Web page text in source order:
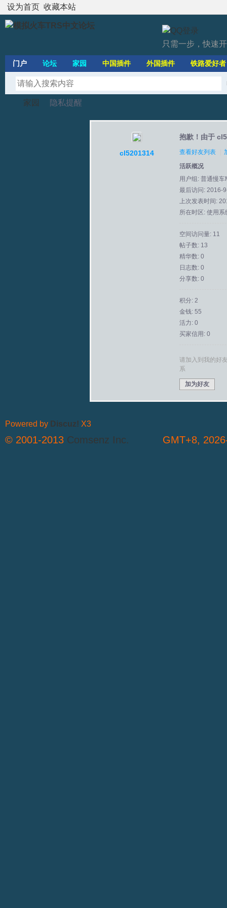
设为首页 收藏本站
只需一步，快速
门户 论坛 家园 中国插件 外国插件 铁路爱好者
家园 隐私提醒
cl5201314
抱歉！由于
查看好友列表
活跃概况
用户组: 普通慢车
最后访问: 2016-
上次发表时间:
所在时区: 使用系
空间访问量: 11
帖子数: 13
精华数: 0
日志数: 0
分享数: 0
积分: 2
金钱: 55
活力: 0
买家信用: 0
请加入到我的好
系
加为好友
GMT+8,
Powered by Discuz! X3
© 2001-2013 Comsenz Inc.